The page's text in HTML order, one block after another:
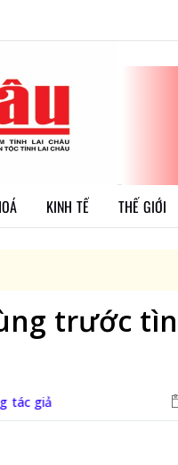
KINH TẾ THẾ GIỚI
trước
tác giả